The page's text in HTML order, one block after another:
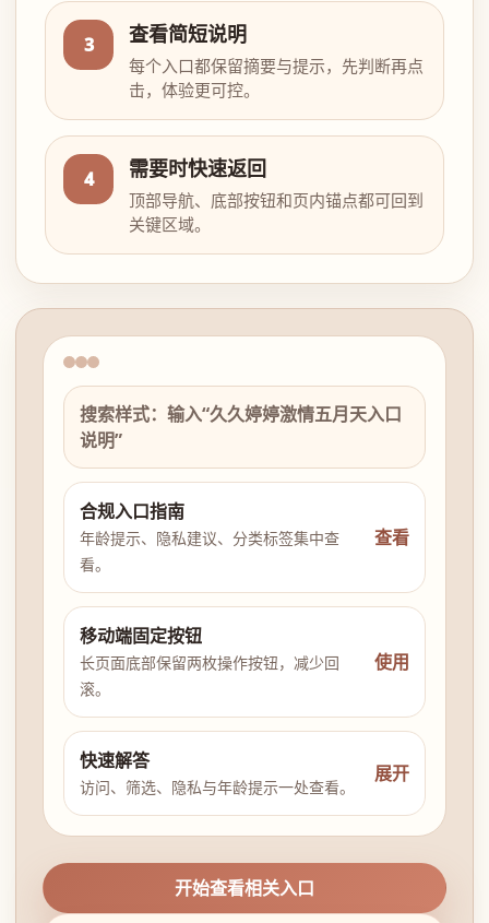
3 查看简短说明
每个入口都保留摘要与提示，先判断再点
击，体验更可控。
4 需要时快速返回
顶部导航、底部按钮和页内锚点都可回到
关键区域。
搜索样式：输入“久久婷婷激情五月天入口
说明”
合规入口指南
年龄提示、隐私建议、分类标签集中查
看。
查看
移动端固定按钮
长页面底部保留两枚操作按钮，减少回
滚。
使用
快速解答
访问、筛选、隐私与年龄提示一处查看。
展开
开始查看相关入口